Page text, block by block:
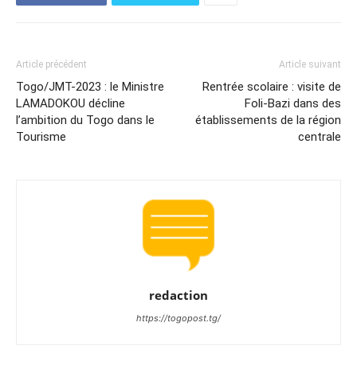
Article précédent
Togo/JMT-2023 : le Ministre
LAMADOKOU décline
l’ambition du Togo dans le
Tourisme
Article suivant
Rentrée scolaire : visite de
Foli-Bazi dans des
établissements de la région
centrale
redaction
https://togopost.tg/